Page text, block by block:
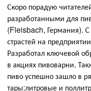
Скоро порадую
разработанными для
(Fleisbach, Германия).
страстей на
Разработал ключевой
в акциях пивоварни.
пиво успешно зашло в
тары:литровые и